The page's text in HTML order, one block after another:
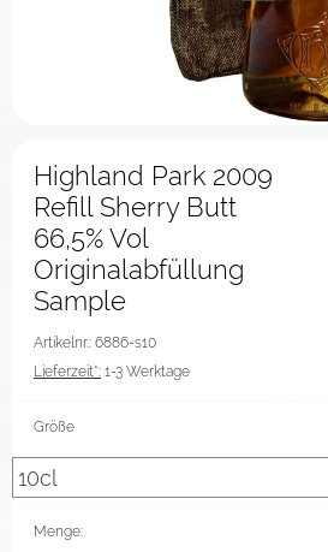
Highland Park 2009
Refill Sherry Butt
66,5% Vol
Originalabfüllung
Sample
Artikelnr.: 6886-s10
Lieferzeit*: 1-3 Werktage
Größe
Menge: